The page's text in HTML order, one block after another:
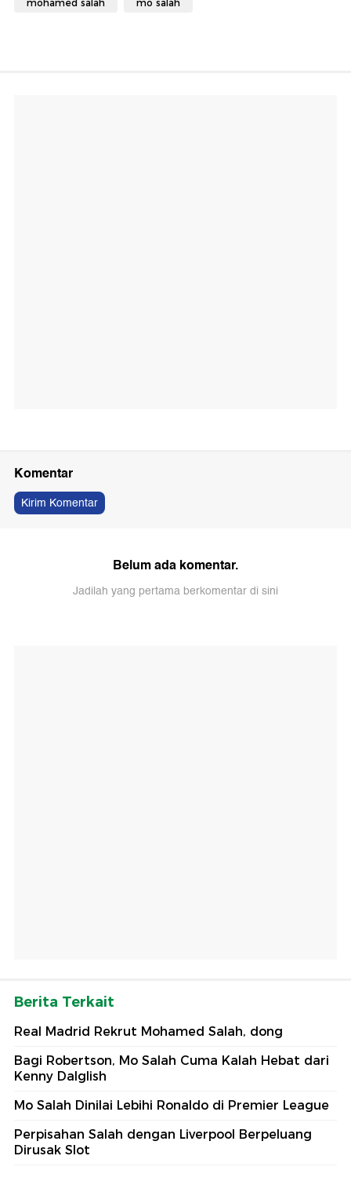
mohamed salah mo salah
Komentar
Kirim Komentar
Belum ada komentar.
Jadilah yang pertama berkomentar di sini
Berita Terkait
Real Madrid Rekrut Mohamed Salah, dong
Bagi Robertson, Mo Salah Cuma Kalah Hebat dari
Kenny Dalglish
Mo Salah Dinilai Lebihi Ronaldo di Premier League
Perpisahan Salah dengan Liverpool Berpeluang
Dirusak Slot